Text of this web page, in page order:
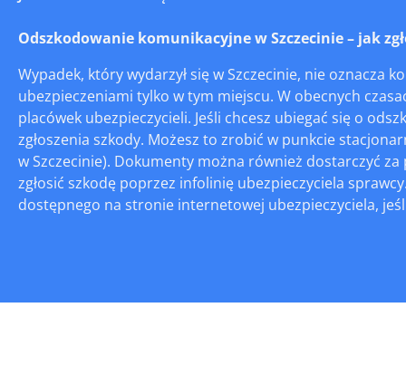
Odszkodowanie komunikacyjne w Szczecinie – jak
Wypadek, który wydarzył się w Szczecinie, nie oznacza
ubezpieczeniami tylko w tym miejscu. W obecnych
placówek ubezpieczycieli. Jeśli chcesz ubiegać się o
zgłoszenia szkody. Możesz to zrobić w punkcie
w Szczecinie). Dokumenty można również dostarczyć
zgłosić szkodę poprzez infolinię ubezpieczyciela
dostępnego na stronie internetowej ubezpieczyciela,